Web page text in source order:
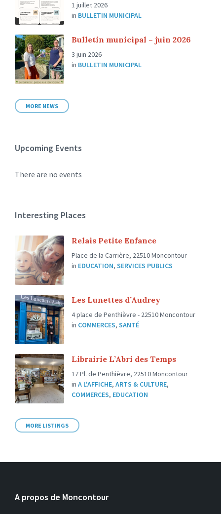
1 juillet 2026
in BULLETIN MUNICIPAL
Bulletin municipal – juin 2026
3 juin 2026
in BULLETIN MUNICIPAL
MORE NEWS
Upcoming Events
There are no events
Interesting Places
Relais Petite Enfance
Place de la Carrière, 22510 Moncontour
in EDUCATION, SERVICES PUBLICS
Les Lunettes d’Audrey
4 place de Penthièvre - 22510 Moncontour
in COMMERCES, SANTÉ
Librairie L’Abri des Temps
17 Pl. de Penthièvre, 22510 Moncontour
in A L'AFFICHE, ARTS & CULTURE,
COMMERCES, EDUCATION
MORE LISTINGS
A propos de Moncontour